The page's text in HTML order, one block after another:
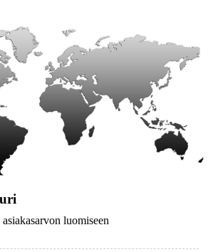
luomiseen